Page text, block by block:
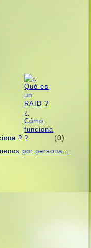
? (0)
por persona…